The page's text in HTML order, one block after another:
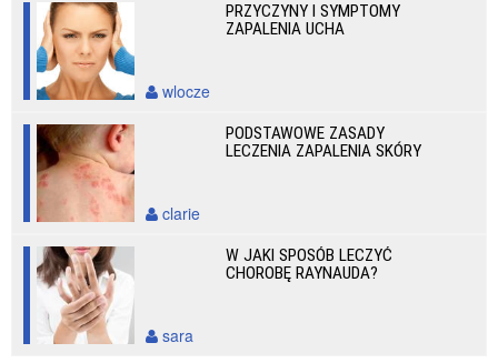
PRZYCZYNY I SYMPTOMY
ZAPALENIA UCHA
wlocze
PODSTAWOWE ZASADY
LECZENIA ZAPALENIA SKÓRY
clarie
W JAKI SPOSÓB LECZYĆ
CHOROBĘ RAYNAUDA?
sara